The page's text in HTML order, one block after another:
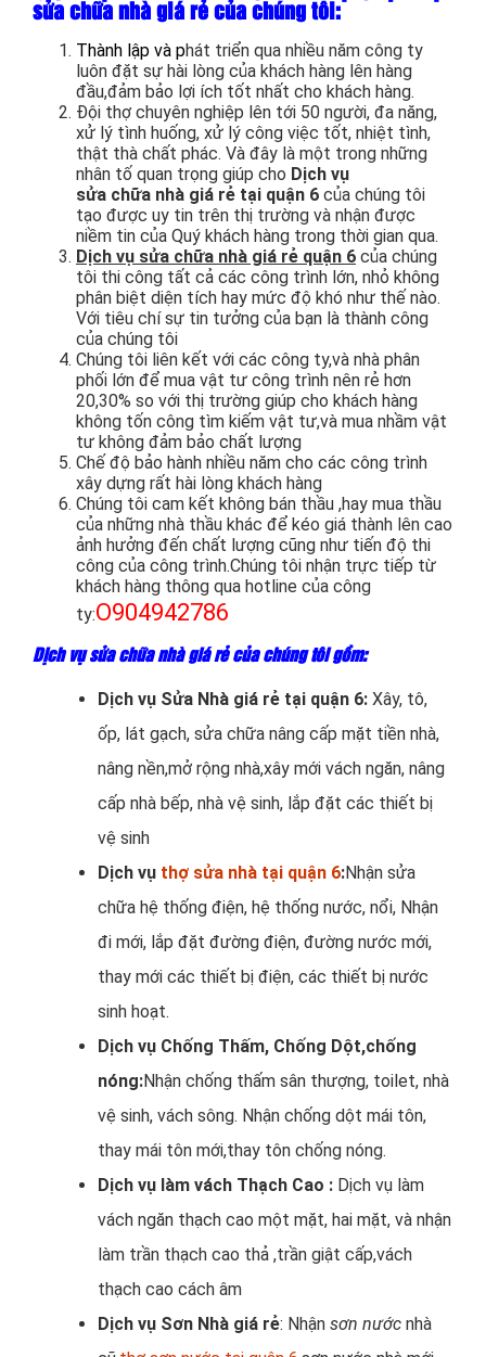
sửa chữa nhà giá rẻ của chúng tôi:
Thành lập và phát triển qua nhiều năm công ty
luôn đặt sự hài lòng của khách hàng lên hàng
đầu,đảm bảo lợi ích tốt nhất cho khách hàng.
Đội thợ chuyên nghiệp lên tới 50 người, đa năng,
xử lý tình huống, xử lý công việc tốt, nhiệt tình,
thật thà chất phác. Và đây là một trong những
nhân tố quan trọng giúp cho Dịch vụ
sửa chữa nhà giá rẻ tại quận 6 của chúng tôi
tạo được uy tin trên thị trường và nhận được
niềm tin của Quý khách hàng trong thời gian qua.
Dịch vụ sửa chữa nhà giá rẻ quận 6 của chúng
tôi thi công tất cả các công trình lớn, nhỏ không
phân biệt diện tích hay mức độ khó như thế nào.
Với tiêu chí sự tin tưởng của bạn là thành công
của chúng tôi
Chúng tôi liên kết với các công ty,và nhà phân
phối lớn để mua vật tư công trình nên rẻ hơn
20,30% so với thị trường giúp cho khách hàng
không tốn công tìm kiếm vật tư,và mua nhầm vật
tư không đảm bảo chất lượng
Chế độ bảo hành nhiều năm cho các công trình
xây dựng rất hài lòng khách hàng
Chúng tôi cam kết không bán thầu ,hay mua thầu
của những nhà thầu khác để kéo giá thành lên cao
ảnh hưởng đến chất lượng cũng như tiến độ thi
công của công trình.Chúng tôi nhận trực tiếp từ
khách hàng thông qua hotline của công
ty:O904942786
Dịch vụ sửa chữa nhà giá rẻ của chúng tôi gồm:
Dịch vụ Sửa Nhà giá rẻ tại quận 6: Xây, tô,
ốp, lát gạch, sửa chữa nâng cấp mặt tiền nhà,
nâng nền,mở rộng nhà,xây mới vách ngăn, nâng
cấp nhà bếp, nhà vệ sinh, lắp đặt các thiết bị
vệ sinh
Dịch vụ thợ sửa nhà tại quận 6:Nhận sửa
chữa hệ thống điện, hệ thống nước, nổi, Nhận
đi mới, lắp đặt đường điện, đường nước mới,
thay mới các thiết bị điện, các thiết bị nước
sinh hoạt.
Dịch vụ Chống Thấm, Chống Dột,chống
nóng:Nhận chống thấm sân thượng, toilet, nhà
vệ sinh, vách sông. Nhận chống dột mái tôn,
thay mái tôn mới,thay tôn chống nóng.
Dịch vụ làm vách Thạch Cao : Dịch vụ làm
vách ngăn thạch cao một mặt, hai mặt, và nhận
làm trần thạch cao thả ,trần giật cấp,vách
thạch cao cách âm
Dịch vụ Sơn Nhà giá rẻ: Nhận sơn nước nhà